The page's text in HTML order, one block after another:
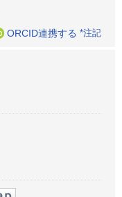
ORCID連携する *注記